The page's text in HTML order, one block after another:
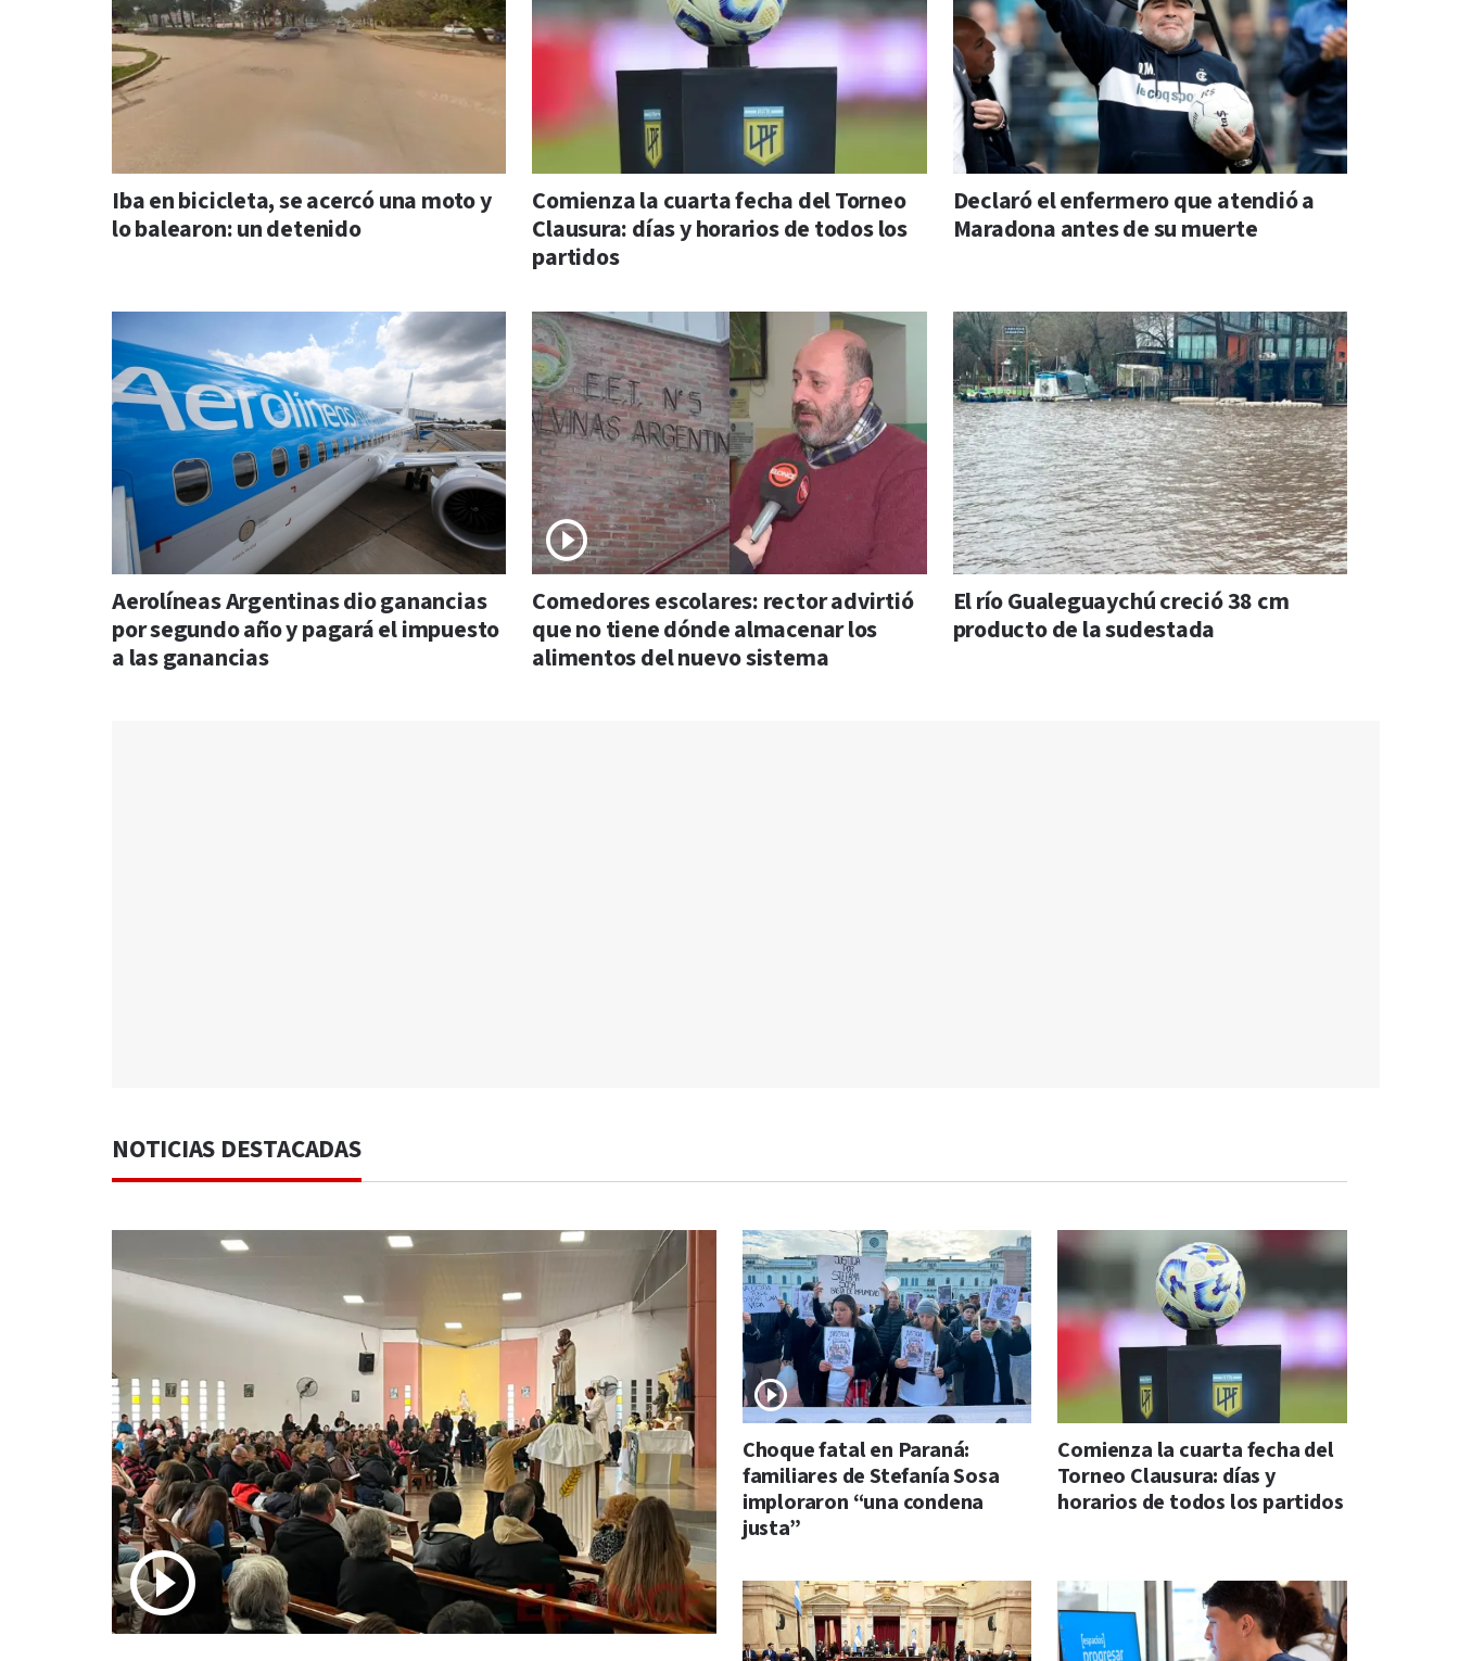
Iba en bicicleta, se acercó una moto y
lo balearon: un detenido
Comienza la cuarta fecha del Torneo
Clausura: días y horarios de todos los
partidos
Declaró el enfermero que atendió a
Maradona antes de su muerte
Aerolíneas Argentinas dio ganancias
por segundo año y pagará el impuesto
a las ganancias
Comedores escolares: rector advirtió
que no tiene dónde almacenar los
alimentos del nuevo sistema
El río Gualeguaychú creció 38 cm
producto de la sudestada
NOTICIAS DESTACADAS
Choque fatal en Paraná:
familiares de Stefanía Sosa
imploraron “una condena
justa”
Comienza la cuarta fecha del
Torneo Clausura: días y
horarios de todos los partidos